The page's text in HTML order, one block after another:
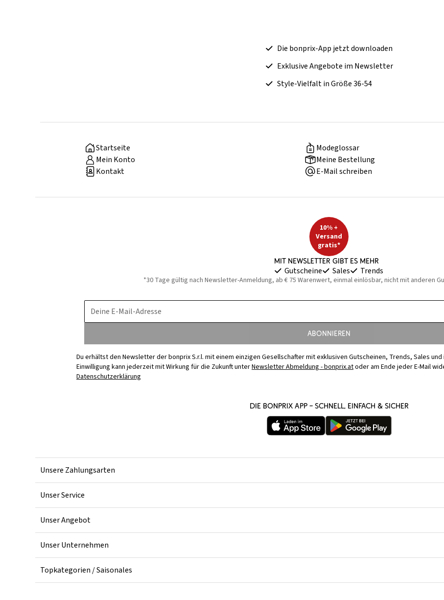
Die bonprix-App jetzt downloaden
Exklusive Angebote im Newsletter
Style-Vielfalt in Größe 36-54
Startseite
Modeglossar
Mein Konto
Meine Bestellung
Kontakt
E-Mail schreiben
10% +
Versand
gratis*
Mit Newsletter gibt es mehr
Gutscheine Sales Trends
*30 Tage gültig nach Newsletter-Anmeldung, ab € 75 Warenwert, einmal einlösbar, nicht mit anderen
Deine E-Mail-Adresse
Abonnieren
Du erhältst den Newsletter der bonprix S.r.l. mit einem einzigen Gesellschafter mit exklusiven Gutscheinen, Trends, Sales
Einwilligung kann jederzeit mit Wirkung für die Zukunft unterNewsletter Abmeldung - bonprix.atoder am Ende jeder E-Mail
Datenschutzerklärung
Die bonprix App – schnell, einfach & sicher
Unsere Zahlungsarten
Unser Service
Unser Angebot
Unser Unternehmen
Topkategorien / Saisonales